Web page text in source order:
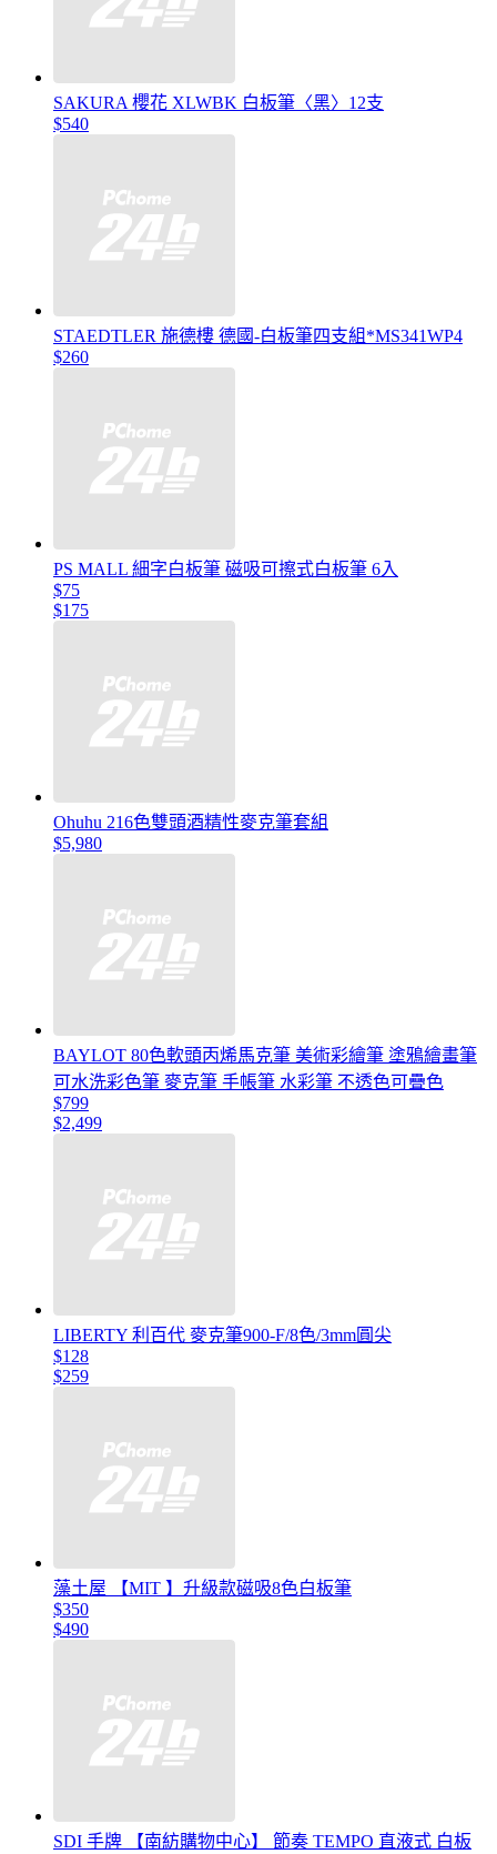
SAKURA 櫻花 XLWBK 白板筆〈黑〉12支
$540
STAEDTLER 施德樓 德國-白板筆四支組*MS341WP4
$260
PS MALL 細字白板筆 磁吸可擦式白板筆 6入
$75
$175
Ohuhu 216色雙頭酒精性麥克筆套組
$5,980
BAYLOT 80色軟頭丙烯馬克筆 美術彩繪筆 塗鴉繪畫筆
可水洗彩色筆 麥克筆 手帳筆 水彩筆 不透色可疊色
$799
$2,499
LIBERTY 利百代 麥克筆900-F/8色/3mm圓尖
$128
$259
藻土屋 【MIT 】升級款磁吸8色白板筆
$350
$490
SDI 手牌 【南紡購物中心】 節奏 TEMPO 直液式 白板